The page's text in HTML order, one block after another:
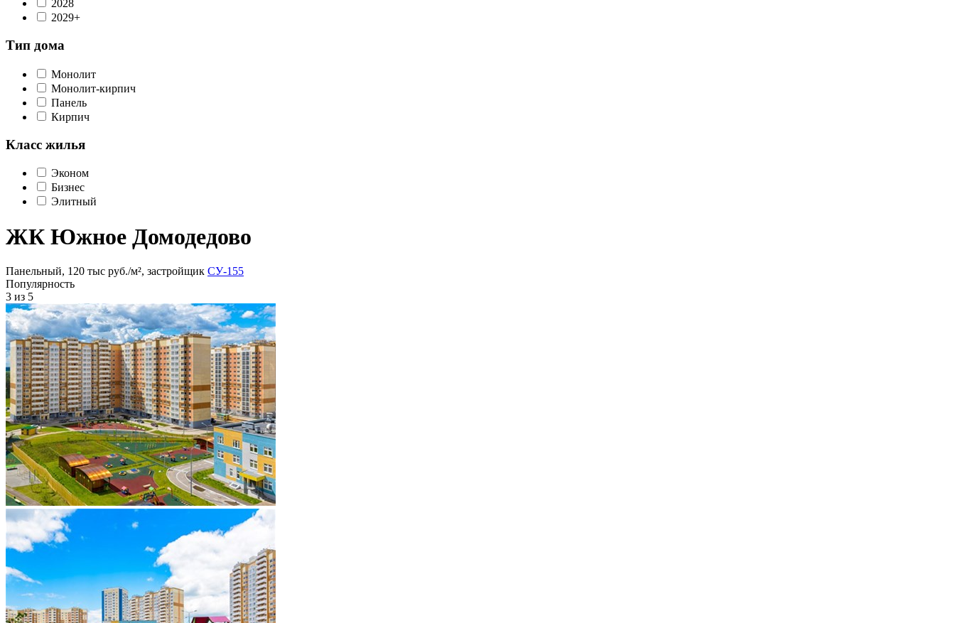
2028
2029+
Тип дома
Монолит
Монолит-кирпич
Панель
Кирпич
Класс жилья
Эконом
Бизнес
Элитный
ЖК Южное Домодедово
Панельный, 120 тыс руб./м², застройщик СУ-155
Популярность
3 из 5